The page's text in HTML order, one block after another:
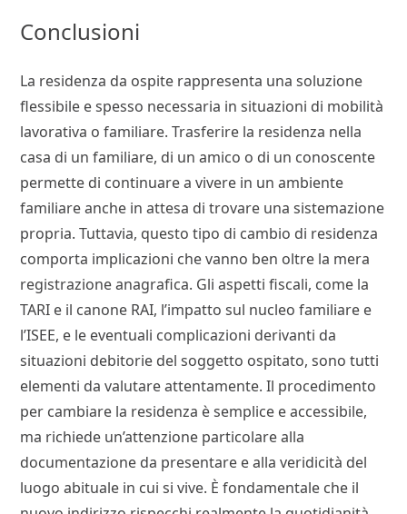
Conclusioni
La residenza da ospite rappresenta una soluzione
flessibile e spesso necessaria in situazioni di mobilità
lavorativa o familiare. Trasferire la residenza nella
casa di un familiare, di un amico o di un conoscente
permette di continuare a vivere in un ambiente
familiare anche in attesa di trovare una sistemazione
propria. Tuttavia, questo tipo di cambio di residenza
comporta implicazioni che vanno ben oltre la mera
registrazione anagrafica. Gli aspetti fiscali, come la
TARI e il canone RAI, l’impatto sul nucleo familiare e
l’ISEE, e le eventuali complicazioni derivanti da
situazioni debitorie del soggetto ospitato, sono tutti
elementi da valutare attentamente. Il procedimento
per cambiare la residenza è semplice e accessibile,
ma richiede un’attenzione particolare alla
documentazione da presentare e alla veridicità del
luogo abituale in cui si vive. È fondamentale che il